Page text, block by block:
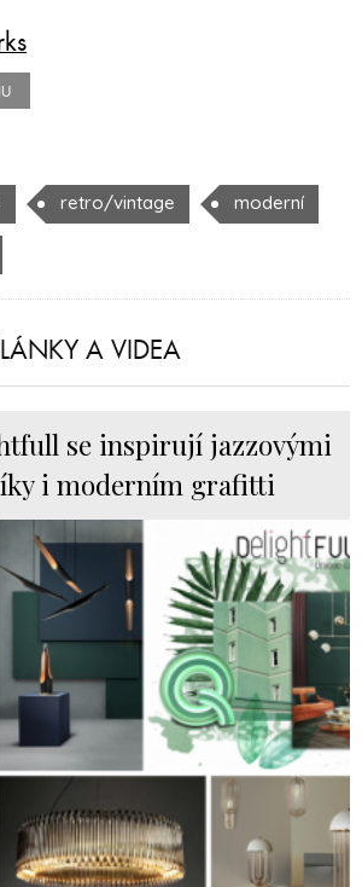
retro/vintage moderní
A VIDEA
se inspirují jazzovými
i moderním grafitti